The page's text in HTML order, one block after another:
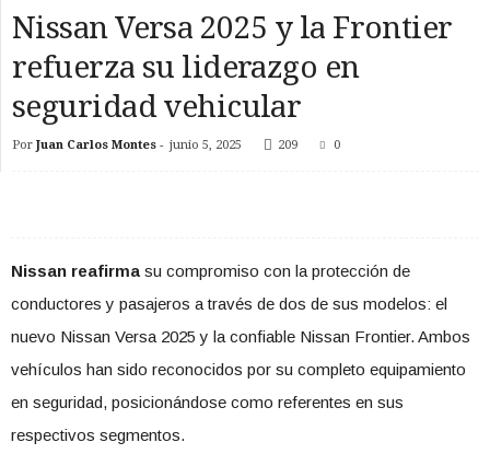
Nissan Versa 2025 y la Frontier
refuerza su liderazgo en
seguridad vehicular
Por Juan Carlos Montes - junio 5, 2025 209 0
Nissan reafirma su compromiso con la protección de
conductores y pasajeros a través de dos de sus modelos: el
nuevo Nissan Versa 2025 y la confiable Nissan Frontier. Ambos
vehículos han sido reconocidos por su completo equipamiento
en seguridad, posicionándose como referentes en sus
respectivos segmentos.